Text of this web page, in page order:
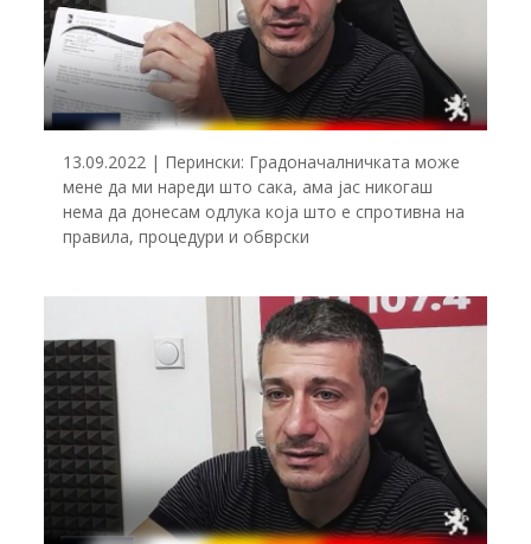
13.09.2022 | Перински: Градоначалничката може
мене да ми нареди што сака, ама јас никогаш
нема да донесам одлука која што е спротивна на
правила, процедури и обврски